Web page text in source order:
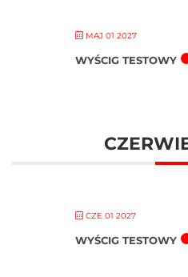
MAJ 01 2027
WYŚCIG TESTOWY
CZE 01 2027
WYŚCIG TESTOWY